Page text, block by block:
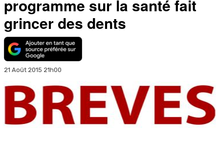
programme sur la santé fait
grincer des dents
21 Août 2015 21h00